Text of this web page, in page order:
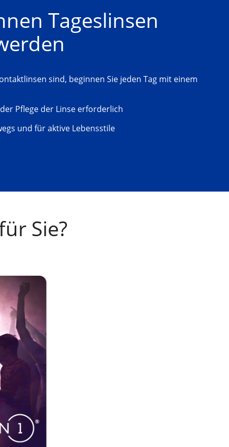
Tageslinsen
sind, beginnen Sie jeden Tag mit einem
Pflege der Linse erforderlich
und für aktive Lebensstile
Sie?